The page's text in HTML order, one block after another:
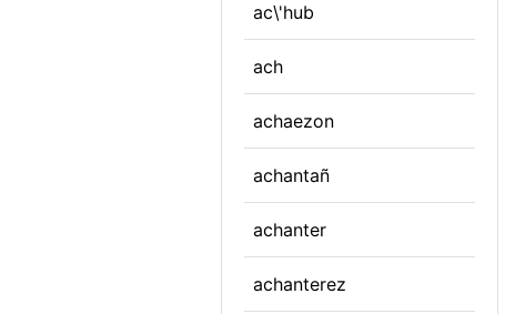
ac\'hub
ach
achaezon
achantañ
achanter
achanterez